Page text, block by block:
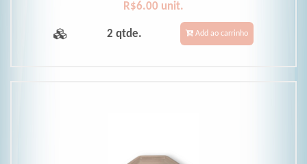
R$6.00 unit.
2 qtde. Add ao carrinho